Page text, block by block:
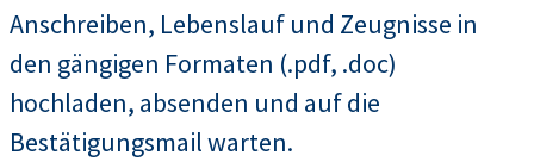
Anschreiben, Lebenslauf und Zeugnisse in
den gängigen Formaten (.pdf, .doc)
hochladen, absenden und auf die
Bestätigungsmail warten.